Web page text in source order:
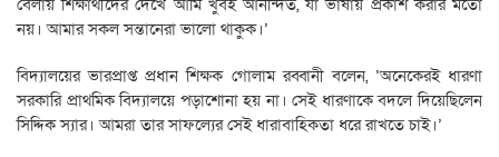
বেলায় শিক্ষার্থীদের দেখে আমি খুবই আনন্দিত, যা ভাষায় প্রকাশ করার মতো
নয়। আমার সকল সন্তানেরা ভালো থাকুক।’
বিদ্যালয়ের ভারপ্রাপ্ত প্রধান শিক্ষক গোলাম রব্বানী বলেন, ‘অনেকেরই ধারণা
সরকারি প্রাথমিক বিদ্যালয়ে পড়াশোনা হয় না। সেই ধারণাকে বদলে দিয়েছিলেন
সিদ্দিক স্যার। আমরা তার সাফল্যের সেই ধারাবাহিকতা ধরে রাখতে চাই।’